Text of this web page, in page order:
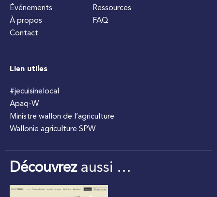
Événements
À propos
Contact
Ressources
FAQ
Lien utiles
#jecuisinelocal
Apaq-W
Ministre wallon de l’agriculture
Wallonie agriculture SPW
Découvrezaussi …